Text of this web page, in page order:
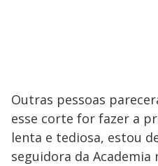
Outras pessoas
esse corte for fazer a
lenta e tediosa, estou
seguidora da Academia